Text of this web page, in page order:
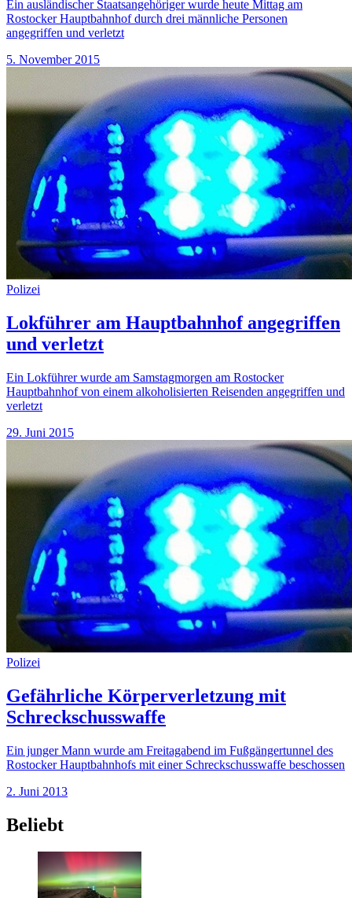
Ein ausländischer Staatsangehöriger wurde heute Mittag am
Rostocker Hauptbahnhof durch drei männliche Personen
angegriffen und verletzt
5. November 2015
Polizei
Lokführer am Hauptbahnhof angegriffen
und verletzt
Ein Lokführer wurde am Samstagmorgen am Rostocker
Hauptbahnhof von einem alkoholisierten Reisenden angegriffen und
verletzt
29. Juni 2015
Polizei
Gefährliche Körperverletzung mit
Schreckschusswaffe
Ein junger Mann wurde am Freitagabend im Fußgängertunnel des
Rostocker Hauptbahnhofs mit einer Schreckschusswaffe beschossen
2. Juni 2013
Beliebt